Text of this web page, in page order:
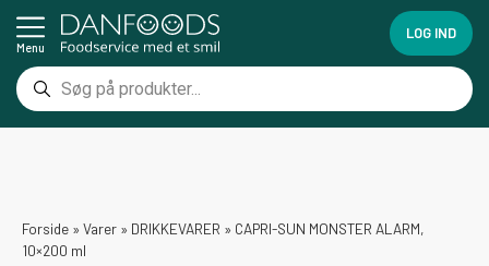
Menu
LOG IND
Forside » Varer » DRIKKEVARER » CAPRI-SUN MONSTER ALARM,
10×200 ml